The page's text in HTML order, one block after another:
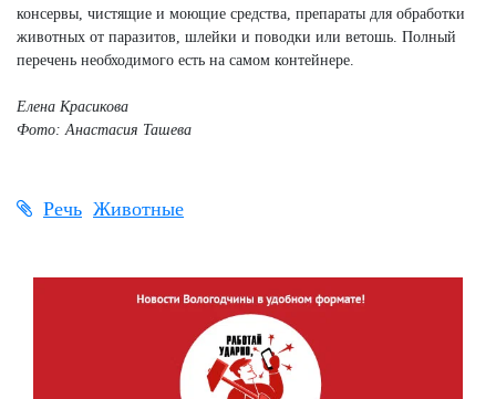
консервы, чистящие и моющие средства, препараты для обработки
животных от паразитов, шлейки и поводки или ветошь. Полный
перечень необходимого есть на самом контейнере.
Елена Красикова
Фото: Анастасия Ташева
Речь Животные